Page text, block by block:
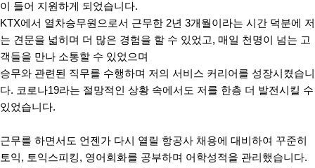
이 들어 지원하게 되었습니다.
KTX에서 열차승무원으로서 근무한 2년 3개월이라는 시간 덕분에 저
는 견문을 넓히며 더 많은 경험을 할 수 있었고, 매일 천명이 넘는 고
객들을 만나 소통할 수 있었으며
승무와 관련된 직무를 수행하며 저의 서비스 커리어를 성장시켰습니
다. 코로나19라는 절망적인 상황 속에서도 저를 한층 더 발전시킬 수
있었습니다.
근무를 하면서도 언젠가 다시 열릴 항공사 채용에 대비하여 꾸준히
토익, 토익스피킹, 영어회화를 공부하며 어학성적을 관리했습니다.